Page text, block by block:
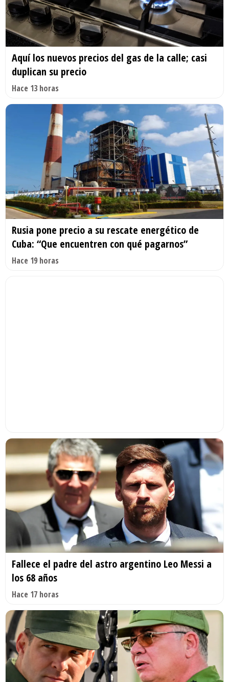
Aquí los nuevos precios del gas de la calle; casi
duplican su precio
Hace 13 horas
Rusia pone precio a su rescate energético de
Cuba: “Que encuentren con qué pagarnos”
Hace 19 horas
Fallece el padre del astro argentino Leo Messi a
los 68 años
Hace 17 horas